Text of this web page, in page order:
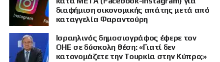
διαφήμιση οικονομικής απάτης μετά από
καταγγελία Φαραντούρη
Ισραηλινός δημοσιογράφος έφερε τον
ΟΗΕ σε δύσκολη θέση: «Γιατί δεν
κατονομάζετε την Τουρκία στην Κύπρο;»